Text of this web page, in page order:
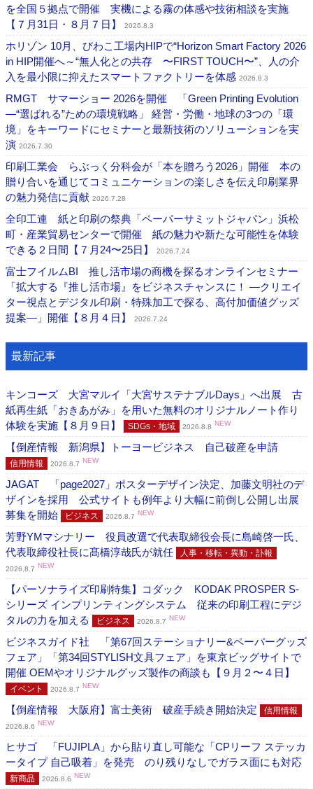
を全国５拠点で開催 実機による霧の体感や技術相談を実施
【７月31日・８月７日】
2026.8.3
ホリゾン 10月、びわこ工場内HIPで“Horizon Smart Factory 2026
in HIP開催へ～“無人化との共存 〜FIRST TOUCH〜”、人の介
入を最小限に抑えたスマートファクトリーを体感 2026.8.3
RMGT サマーショー 2026を開催 「Green Printing Evolution
―“選ばれる”ための環境戦略」 経営・労働・地球の3つの「環
境」をキーワードにセミナーと最新技術のソリューションを実
演 2026.7.30
印刷工業会 らぶっく分科会が「本を贈ろう2026」開催 本の
贈り合いを通じてコミュニケーションの楽しさを伝え印刷業界
の魅力発信に貢献 2026.7.28
全印工連 紙と印刷の祭典「ペーパーサミットジャパン」浜松
町・産業貿易センターで開催 紙の魅力や新たな可能性を体験
できる２日間【７月24〜25日】
2026.7.24
富士フイルムBI 推し活市場の商機を探るオンラインセミナー
「拡大する『推し活市場』をビジネスチャンスに！ ―クリエイ
ター視点とデジタル印刷・特殊加工で探る、高付加価値グッズ
提案―」開催【８月４日】
2026.7.24
最新記事
キンコーズ 大宮マルイ「大宮サステナブルDays」へ出展 古
紙再生紙「おきあがみ」を用いた無料のオリジナルノート作り
体験を実施【８月９日】
SDGs・地域 2026.8.8 NEW
【倒産情報 新潟県】トーヨービジネス 自己破産を申請
信用情報 2026.8.7 NEW
JAGAT 「page2027」ポスターデザイン決定、加藤文明社のデ
ザインを採用 公式サイトも例年より大幅に前倒し公開し出展
募集を開始
ビジネス 2026.8.7 NEW
芳野YMマシナリー 役員改選で代表取締役会長に島崎啓一氏、
代表取締役社長に髙橋淳哉氏が就任
人事・移転・異動・訃報
2026.8.7 NEW
【パーソナライズ印刷特集】コダック KODAK PROSPER S-
シリーズ インプリンティングシステム 従来の印刷工程にデジ
タルの力を加える
ビジネス 2026.8.7 NEW
ビジネスガイド社 「第67回ステーショナリー&ペーパーグッズ
フェア」「第34回STYLISH文具フェア」を東京ビッグサイトで
開催 OEMやオリジナルグッズ製作の商談も【９月２〜４日】
イベント 2026.8.7 NEW
【倒産情報 大阪府】富士美術 破産手続き開始決定 信用情報
2026.8.6 NEW
ヒサゴ 「FUJIPLA」から貼り直し可能な「CPリーフ ステッカ
ータイプ 自己吸着」を発売 のり残りなしでガラス面にも対応
新商品 2026.8.6 NEW